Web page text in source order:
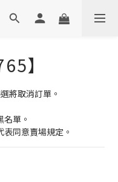
】
將取消訂單。
單。
同意賣場規定。